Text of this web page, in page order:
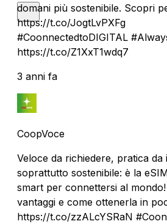
domani più sostenibile. Scopri
https://t.co/JogtLvPXFg
#CoonnectedtoDIGITAL
https://t.co/Z1XxT1wdq7
3 anni fa
CoopVoce
Veloce da richiedere, pratica da
soprattutto sostenibile: è la
smart per connettersi al
vantaggi e come ottenerla in
https://t.co/zzALcYSRaN